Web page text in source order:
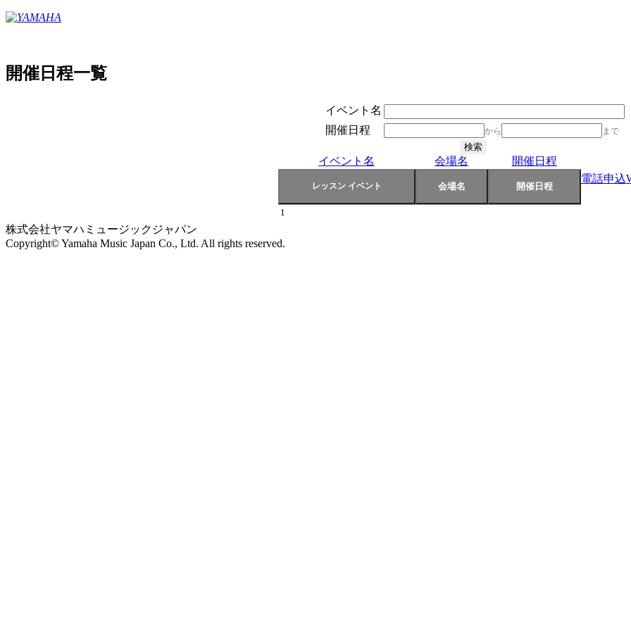
開催日程一覧
イベント名
開催日程
から まで
イベント名 会場名
開催日程
電話申込
1
株式会社ヤマハミュージックジャパン
Copyright© Yamaha Music Japan Co., Ltd. All rights reserved.